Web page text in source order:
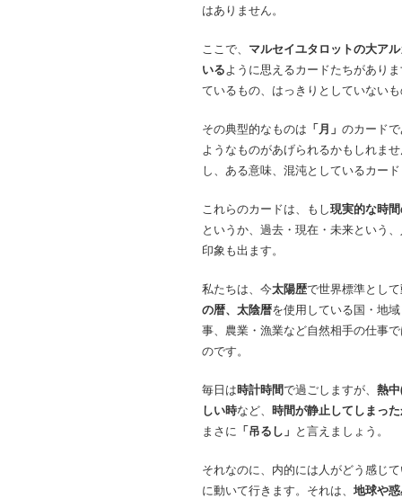
はありません。
ここで、 マルセイユタロットの大ア
いるように思えるカードたちがあり
ているもの、はっきりとしていない
その典型的なものは 「月」 のカード
ようなものがあげられるかもしれま
し、ある意味、混沌としているカー
これらのカードは、もし現実的な時
というか、過去・現在・未来という
印象も出ます。
私たちは、今太陽歴で世界標準とし
の暦、太陰暦を使用している国・地
事、農業・漁業など自然相手の仕事
のです。
毎日は時計時間で過ごしますが、 熱
しい時など、 時間が静止してしまっ
まさに 「吊るし」 と言えましょう。
それなのに、内的には人がどう感じ
に動いて行きます。それは、 地球や